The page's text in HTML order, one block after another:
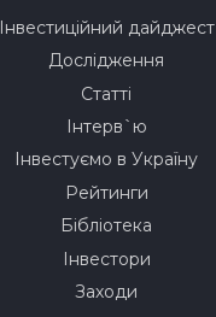
Інвестиційний дайджест
Дослідження
Статті
Інтерв`ю
Інвестуємо в Україну
Рейтинги
Бібліотека
Інвестори
Заходи